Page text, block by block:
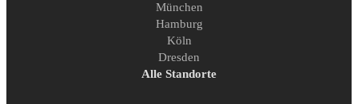
München
Hamburg
Köln
Dresden
Alle Standorte